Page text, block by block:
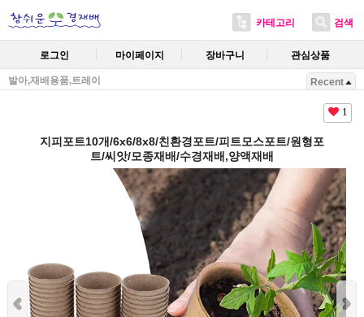
카테고리 검색
로그인 마이페이지 장바구니 관심상품
발아,재배용품,트레이 Recent
1
지피포트10개/6x6/8x8/친환경포트/피트모스포트/원형포
트/씨앗/모종재배/수경재배,양액재배